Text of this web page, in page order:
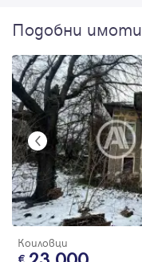
Подобни имоти
Коиловци